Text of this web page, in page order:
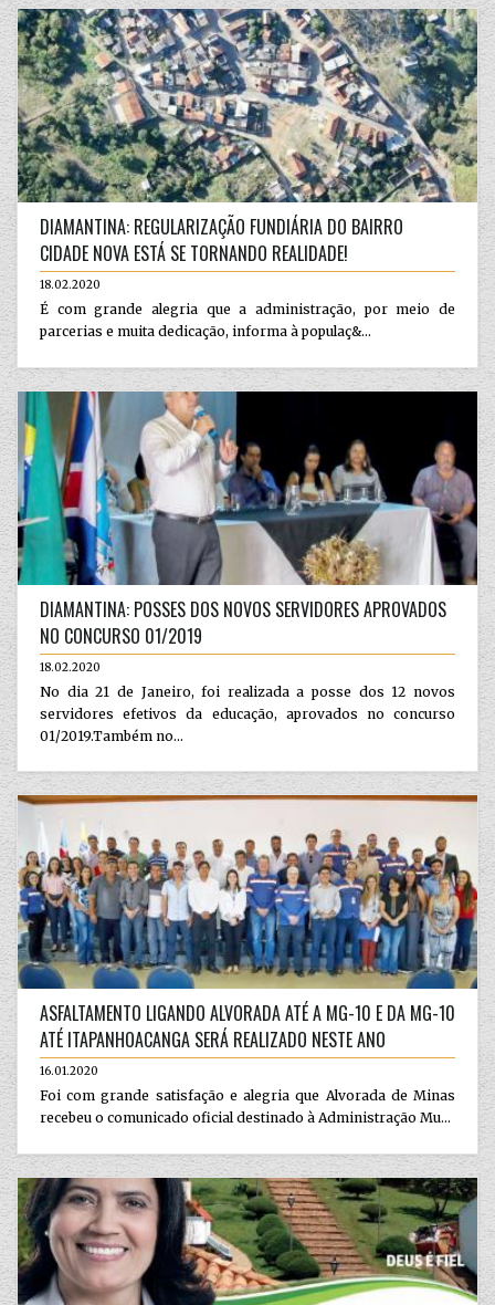
DIAMANTINA: REGULARIZAÇÃO FUNDIÁRIA DO BAIRRO
CIDADE NOVA ESTÁ SE TORNANDO REALIDADE!
18.02.2020
É com grande alegria que a administração, por meio de
parcerias e muita dedicação, informa à populaç&...
DIAMANTINA: POSSES DOS NOVOS SERVIDORES APROVADOS
NO CONCURSO 01/2019
18.02.2020
No dia 21 de Janeiro, foi realizada a posse dos 12 novos
servidores efetivos da educação, aprovados no concurso
01/2019.Também no...
ASFALTAMENTO LIGANDO ALVORADA ATÉ A MG-10 E DA MG-10
ATÉ ITAPANHOACANGA SERÁ REALIZADO NESTE ANO
16.01.2020
Foi com grande satisfação e alegria que Alvorada de Minas
recebeu o comunicado oficial destinado à Administração Mu...